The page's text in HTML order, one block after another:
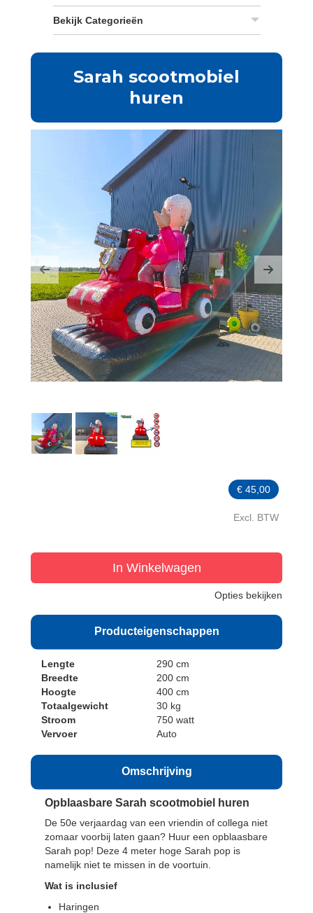
Bekijk Categorieën
Sarah scootmobiel
huren
Previous Next
€ 45,00
Excl. BTW
In Winkelwagen
Opties bekijken
Producteigenschappen
Lengte
290 cm
Breedte
200 cm
Hoogte
400 cm
Totaalgewicht
30 kg
Stroom
750 watt
Vervoer
Auto
Omschrijving
Opblaasbare Sarah scootmobiel huren
De 50e verjaardag van een vriendin of collega niet
zomaar voorbij laten gaan? Huur een opblaasbare
Sarah pop! Deze 4 meter hoge Sarah pop is
namelijk niet te missen in de voortuin.
Wat is inclusief
Haringen